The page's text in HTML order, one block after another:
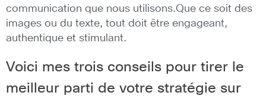
communication que nous utilisons.Que ce soit des
images ou du texte, tout doit être engageant,
authentique et stimulant.
Voici mes trois conseils pour tirer le
meilleur parti de votre stratégie sur